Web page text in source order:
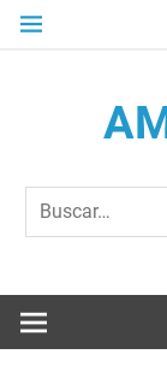
Saltar
Elkartea